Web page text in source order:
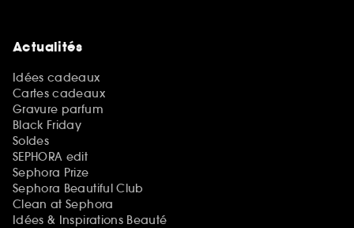
Actualités
Idées cadeaux
Cartes cadeaux
Gravure parfum
Black Friday
Soldes
SEPHORA edit
Sephora Prize
Sephora Beautiful Club
Clean at Sephora
Idées & Inspirations Beauté